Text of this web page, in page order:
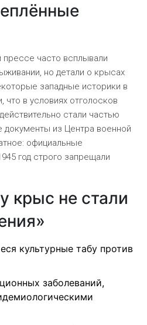
часто всплывали
но детали о крысах
западные историки в
что в условиях отголосков
стали частью
документы из Центра военной
официальные
год строго запрещали
крыс не стали
культурные табу против
заболеваний,